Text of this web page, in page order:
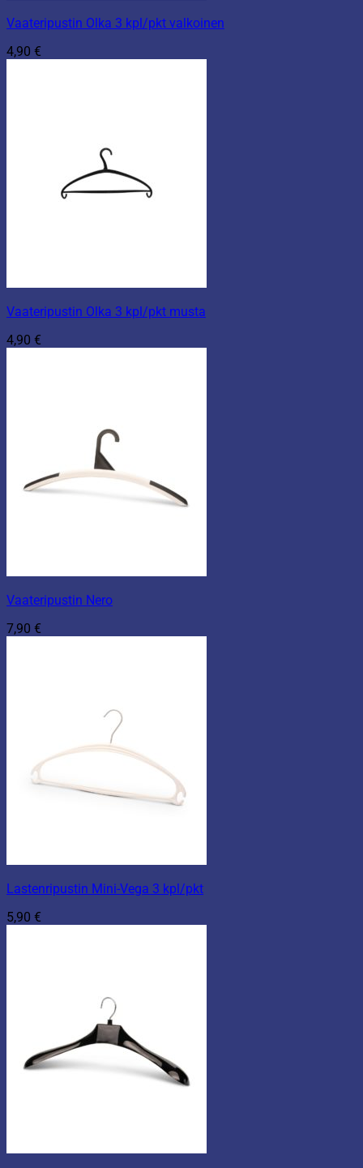
Vaateripustin Olka 3 kpl/pkt valkoinen
4,90 €
Vaateripustin Olka 3 kpl/pkt musta
4,90 €
Vaateripustin Nero
7,90 €
Lastenripustin Mini-Vega 3 kpl/pkt
5,90 €